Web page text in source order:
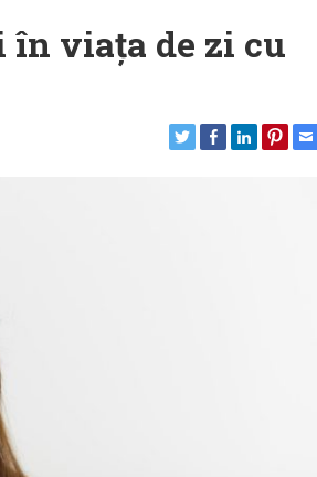
viața de zi cu